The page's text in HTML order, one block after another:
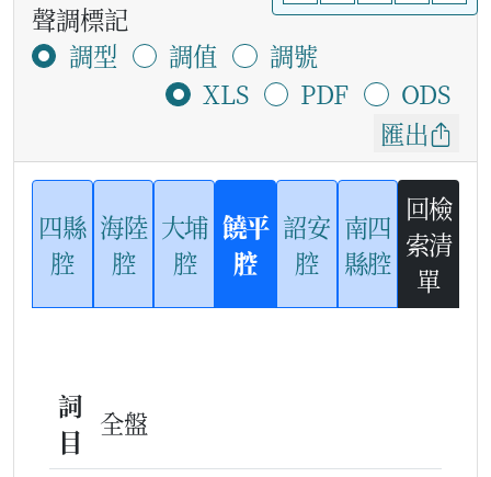
聲調標記
調型
調值
調號
XLS
PDF
ODS
匯出
四縣
腔
海陸
腔
大埔
腔
饒平
腔
詔安
腔
南四
縣腔
回檢
索清
單
詞
目
全盤